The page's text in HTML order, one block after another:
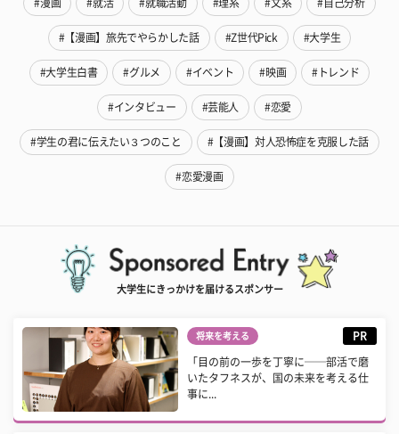
#漫画 #就活 #就職活動 #理系 #文系 #自己分析
#【漫画】旅先でやらかした話 #Z世代Pick #大学生
#大学生白書 #グルメ #イベント #映画 #トレンド
#インタビュー #芸能人 #恋愛
#学生の君に伝えたい３つのこと #【漫画】対人恐怖症を克服した話
#恋愛漫画
大学生にきっかけを届けるスポンサー
将来を考える PR
「目の前の一歩を丁寧に──部活で磨
いたタフネスが、国の未来を考える仕
事に...